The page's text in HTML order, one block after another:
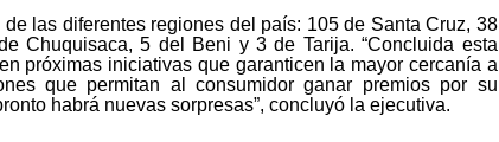
de las diferentes regiones del país: 105 de Santa Cruz, 38
Chuquisaca, 5 del Beni y 3 de Tarija. “Concluida esta
próximas iniciativas que garanticen la mayor cercanía a
que permitan al consumidor ganar premios por su
habrá nuevas sorpresas”, concluyó la ejecutiva.